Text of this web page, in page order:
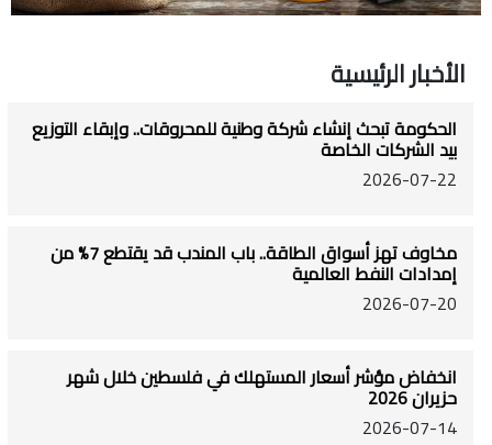
الأخبار الرئيسية
الحكومة تبحث إنشاء شركة وطنية للمحروقات.. وإبقاء التوزيع
بيد الشركات الخاصة
2026-07-22
مخاوف تهز أسواق الطاقة.. باب المندب قد يقتطع 7% من
إمدادات النفط العالمية
2026-07-20
انخفاض مؤشر أسعار المستهلك في فلسطين خلال شهر
حزيران 2026
2026-07-14